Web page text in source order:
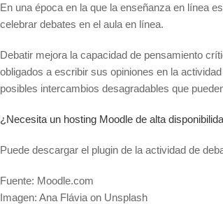
En una época en la que la enseñanza en línea
celebrar debates en el aula en línea.
Debatir mejora la capacidad de pensamiento
obligados a escribir sus opiniones en la
posibles intercambios desagradables que
¿Necesita un hosting Moodle de alta
Puede descargar el plugin de la actividad de
Fuente: Moodle.com
Imagen: Ana Flávia on Unsplash